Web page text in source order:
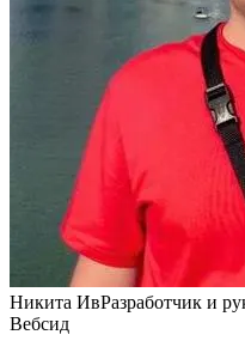
Никита ИвРазработчик и
Вебсид